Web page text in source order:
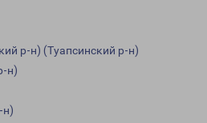
р-н) (Туапсинский р-н)
н)
н)